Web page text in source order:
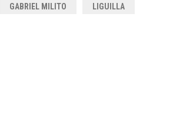
GABRIEL MILITO LIGUILLA